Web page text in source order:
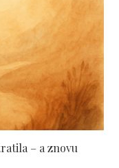
– a znovu